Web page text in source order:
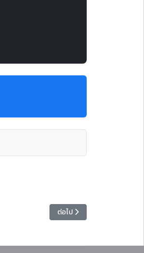
เนื้อหาถัดไป: ขอเชิญร่วมตอบ
ต่อไป